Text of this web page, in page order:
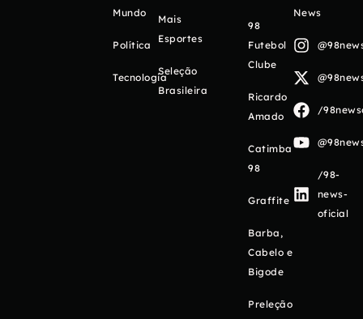
Mundo
Política
Tecnologia
Mais
Esportes
Seleção
Brasileira
98
Futebol
Clube
Ricardo
Amado
Catimba
98
Graffite
Barba,
Cabelo e
Bigode
Preleção
News
/
/98-
news-
oficial